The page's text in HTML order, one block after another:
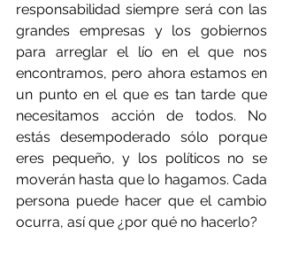
responsabilidad siempre será con las
grandes empresas y los gobiernos
para arreglar el lío en el que nos
encontramos, pero ahora estamos en
un punto en el que es tan tarde que
necesitamos acción de todos. No
estás desempoderado sólo porque
eres pequeño, y los políticos no se
moverán hasta que lo hagamos. Cada
persona puede hacer que el cambio
ocurra, así que ¿por qué no hacerlo?